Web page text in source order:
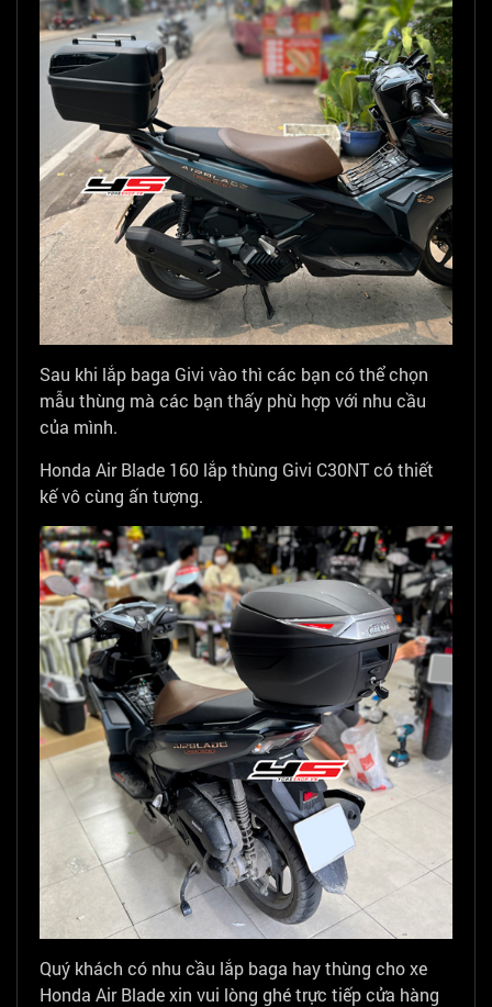
Sau khi lắp baga Givi vào thì các bạn có thể chọn
mẫu thùng mà các bạn thấy phù hợp với nhu cầu
của mình.
Honda Air Blade 160 lắp thùng Givi C30NT có thiết
kế vô cùng ấn tượng.
Quý khách có nhu cầu lắp baga hay thùng cho xe
Honda Air Blade xin vui lòng ghé trực tiếp cửa hàng